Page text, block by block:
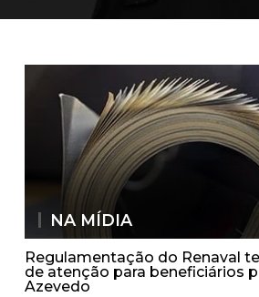
NA MÍDIA
Regulamentação do Renaval
de atenção para beneficiários
Azevedo